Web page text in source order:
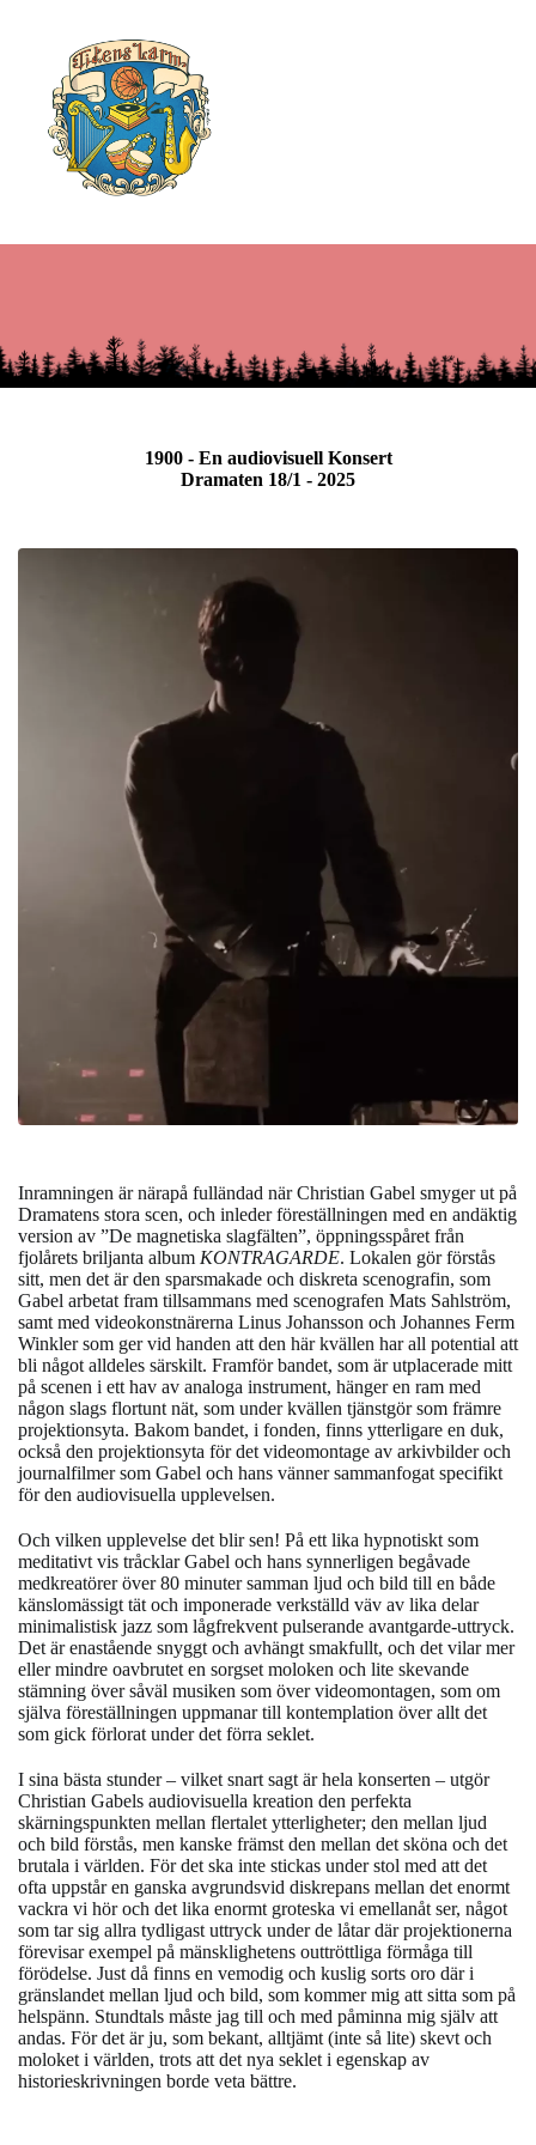
1900 - En audiovisuell Konsert
Dramaten 18/1 - 2025
Inramningen är närapå fulländad när Christian Gabel smyger ut på
Dramatens stora scen, och inleder föreställningen med en andäktig
version av ”De magnetiska slagfälten”, öppningsspåret från
fjolårets briljanta album KONTRAGARDE. Lokalen gör förstås
sitt, men det är den sparsmakade och diskreta scenografin, som
Gabel arbetat fram tillsammans med scenografen Mats Sahlström,
samt med videokonstnärerna Linus Johansson och Johannes Ferm
Winkler som ger vid handen att den här kvällen har all potential att
bli något alldeles särskilt. Framför bandet, som är utplacerade mitt
på scenen i ett hav av analoga instrument, hänger en ram med
någon slags flortunt nät, som under kvällen tjänstgör som främre
projektionsyta. Bakom bandet, i fonden, finns ytterligare en duk,
också den projektionsyta för det videomontage av arkivbilder och
journalfilmer som Gabel och hans vänner sammanfogat specifikt
för den audiovisuella upplevelsen.
Och vilken upplevelse det blir sen! På ett lika hypnotiskt som
meditativt vis tråcklar Gabel och hans synnerligen begåvade
medkreatöreröver 80 minuter samman ljud och bild till en både
känslomässigt tät och imponerade verkställd väv av lika delar
minimalistisk jazz som lågfrekvent pulserande avantgarde-uttryck.
Det är enastående snyggt och avhängt smakfullt, och det vilar mer
eller mindre oavbrutet en sorgset moloken och lite skevande
stämning över såväl musiken som över videomontagen, som om
själva föreställningen uppmanar till kontemplation över allt det
som gick förlorat under det förra seklet.
I sina bästa stunder – vilket snart sagt är hela konserten – utgör
Christian Gabels audiovisuella kreation den perfekta
skärningspunkten mellan flertalet ytterligheter; den mellan ljud
och bild förstås, men kanske främst den mellan det sköna och det
brutala i världen. För det ska inte stickas under stol med att det
ofta uppstår en ganska avgrundsvid diskrepans mellan det enormt
vackra vi hör och det lika enormt groteska vi emellanåt ser, något
som tar sig allra tydligast uttryck under de låtar där projektionerna
förevisar exempel på mänsklighetens outtröttliga förmåga till
förödelse. Just då finns en vemodig och kuslig sorts oro där i
gränslandet mellan ljud och bild, som kommer mig att sitta som på
helspänn. Stundtals måste jag till och med påminna mig själv att
andas. För det är ju, som bekant, alltjämt (inte så lite) skevt och
moloket i världen, trots att det nya seklet i egenskap av
historieskrivningen borde veta bättre.